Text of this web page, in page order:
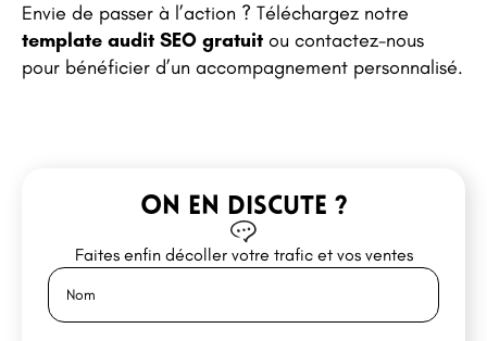
Envie de passer à l’action ? Téléchargez notre
template audit SEO gratuit ou contactez-nous
pour bénéficier d’un accompagnement personnalisé.
ON EN DISCUTE ?
Faites enfin décoller votre trafic et vos ventes